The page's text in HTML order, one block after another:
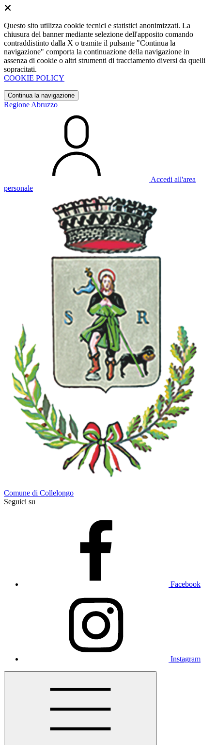
Questo sito utilizza cookie tecnici e statistici anonimizzati. La
chiusura del banner mediante selezione dell'apposito comando
contraddistinto dalla X o tramite il pulsante "Continua la
navigazione" comporta la continuazione della navigazione in
assenza di cookie o altri strumenti di tracciamento diversi da quelli
sopracitati.
COOKIE POLICY
Continua la navigazione
Regione Abruzzo
Accedi all'area
personale
Comune di Collelongo
Seguici su
Facebook
Instagram